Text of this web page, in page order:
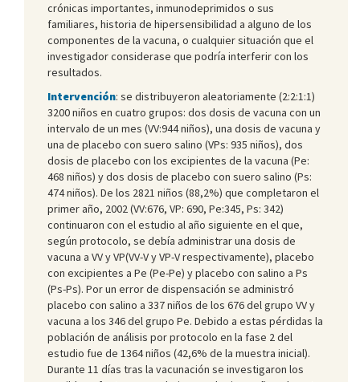
crónicas importantes, inmunodeprimidos o sus
familiares, historia de hipersensibilidad a alguno de los
componentes de la vacuna, o cualquier situación que el
investigador considerase que podría interferir con los
resultados.
Intervención: se distribuyeron aleatoriamente (2:2:1:1)
3200 niños en cuatro grupos: dos dosis de vacuna con un
intervalo de un mes (VV:944 niños), una dosis de vacuna y
una de placebo con suero salino (VPs: 935 niños), dos
dosis de placebo con los excipientes de la vacuna (Pe:
468 niños) y dos dosis de placebo con suero salino (Ps:
474 niños). De los 2821 niños (88,2%) que completaron el
primer año, 2002 (VV:676, VP: 690, Pe:345, Ps: 342)
continuaron con el estudio al año siguiente en el que,
según protocolo, se debía administrar una dosis de
vacuna a VV y VP(VV-V y VP-V respectivamente), placebo
con excipientes a Pe (Pe-Pe) y placebo con salino a Ps
(Ps-Ps). Por un error de dispensación se administró
placebo con salino a 337 niños de los 676 del grupo VV y
vacuna a los 346 del grupo Pe. Debido a estas pérdidas la
población de análisis por protocolo en la fase 2 del
estudio fue de 1364 niños (42,6% de la muestra inicial).
Durante 11 días tras la vacunación se investigaron los